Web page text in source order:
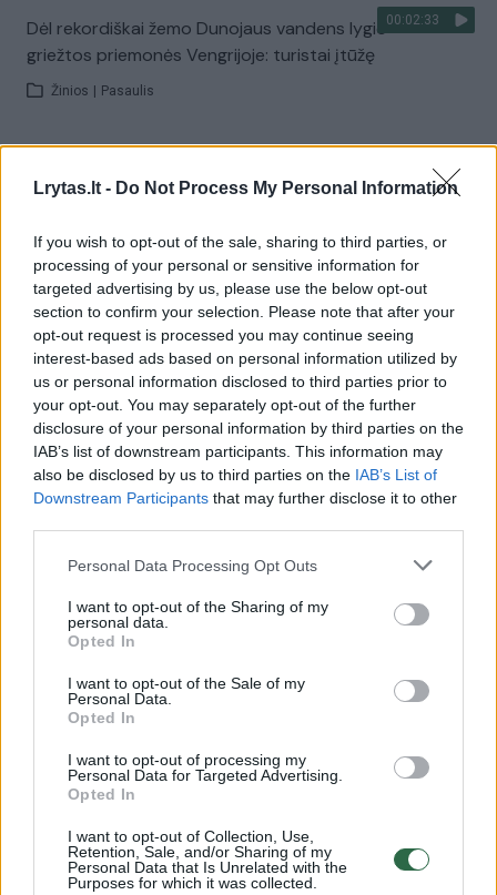
Lrytas.lt - Do Not Process My Personal Information
If you wish to opt-out of the sale, sharing to third parties, or
processing of your personal or sensitive information for
targeted advertising by us, please use the below opt-out
section to confirm your selection. Please note that after your
opt-out request is processed you may continue seeing
interest-based ads based on personal information utilized by
us or personal information disclosed to third parties prior to
your opt-out. You may separately opt-out of the further
disclosure of your personal information by third parties on the
IAB’s list of downstream participants. This information may
also be disclosed by us to third parties on the IAB’s List of
Downstream Participants that may further disclose it to other
Personal Data Processing Opt Outs
I want to opt-out of the Sharing of my
personal data.
Opted In
I want to opt-out of the Sale of my
Personal Data.
Opted In
I want to opt-out of processing my
Personal Data for Targeted Advertising.
Opted In
I want to opt-out of Collection, Use,
Retention, Sale, and/or Sharing of my
Personal Data that Is Unrelated with the
Purposes for which it was collected.
00:02:33
Dėl rekordiškai žemo Dunojaus vandens lygio –
griežtos priemonės Vengrijoje: turistai įtūžę
Žinios Pasaulis
Kuprines pasvėrę specialistai įspėja apie pavojingą
įprotį: tą daro daugiau nei pusė pradinukų
Visi įrašai
Žiūrimiausi įrašai
00:00:30
Vaizdai iš tragiškos avarijos Vilniaus r.: dviejų moterų ir
00:00:57
Savaitės vidurys nusimato karštas: temperatūra kils iki
32 laipsnių šilumos
Žinios | Orai
00:00:59
Nufilmavo, kaip patvino Vilniaus Vakarinis aplinkkelis:
vaizdas pribloškia
Žinios | Lietuvos diena